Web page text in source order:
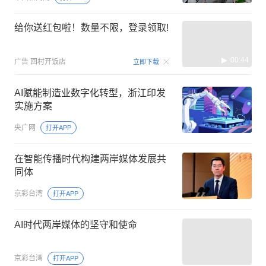
给你送红包啦！数量不限，登录领取!
广告 回村开饭店 立即下载 00:44
AI赋能制造业数字化转型，浙江印发
实施方案
央广网 打开APP
在智能传播时代构建两岸媒体发展共
同体
京彩台湾 打开APP
AI时代两岸媒体的坚守和使命
京彩台湾 打开APP